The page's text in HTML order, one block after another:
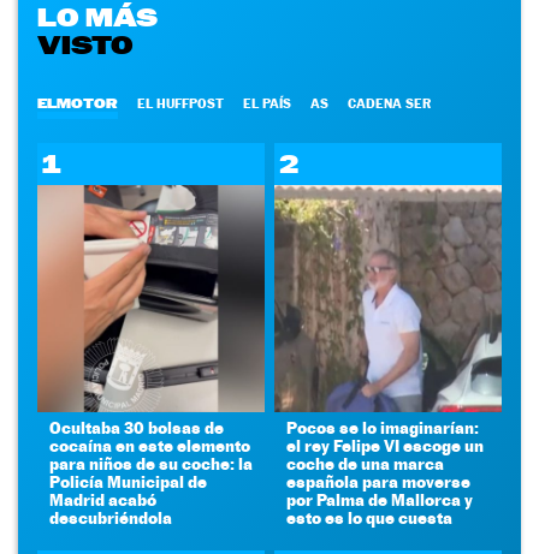
LO MÁS
VISTO
ELMOTOR EL HUFFPOST EL PAÍS AS CADENA SER
1
Ocultaba 30 bolsas de
cocaína en este elemento
para niños de su coche: la
Policía Municipal de
Madrid acabó
descubriéndola
2
Pocos se lo imaginarían:
el rey Felipe VI escoge un
coche de una marca
española para moverse
por Palma de Mallorca y
esto es lo que cuesta